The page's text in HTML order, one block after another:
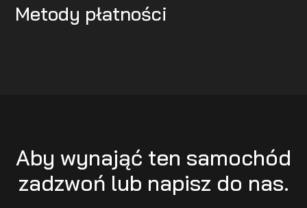
Metody płatności
Aby wynająć ten samochód
zadzwoń lub napisz do nas.